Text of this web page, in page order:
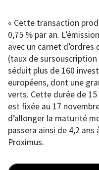
« Cette transaction
0,75 % par an.
avec un carnet d’ordres
(taux de
séduit plus de 160
européens, dont une
verts. Cette durée de
est fixée au 17
d’allonger la maturité
passera ainsi de 4,2 ans
Proximus.